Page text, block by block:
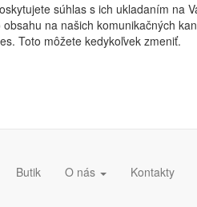
súhlas s ich ukladaním na
na našich komunikačných
Toto môžete kedykoľvek zmeniť.
Butik O nás Kontakty